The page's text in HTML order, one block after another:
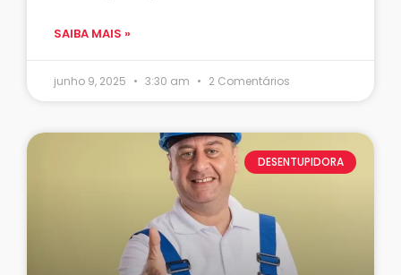
SAIBA MAIS »
junho 9, 2025 3:30 am 2 Comentários
DESENTUPIDORA